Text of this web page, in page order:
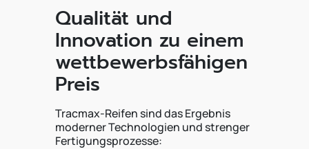
Qualität und
Innovation zu einem
wettbewerbsfähigen
Preis
Tracmax-Reifen sind das Ergebnis
moderner Technologien und strenger
Fertigungsprozesse: